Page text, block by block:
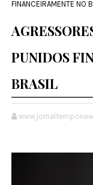
FINANCEIRAMENTE NO
PUNIDOS
BRASIL